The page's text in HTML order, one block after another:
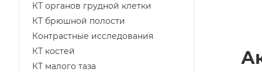
КТ органов грудной клетки
КТ брюшной полости
Контрастные исследования
КТ костей
КТ малого таза